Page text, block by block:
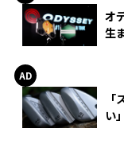
オ
生
い